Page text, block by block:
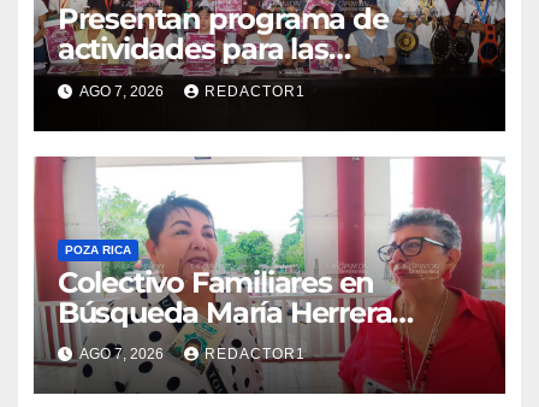
Presentan programa de
actividades para las
juventudes
AGO 7, 2026 REDACTOR1
POZA RICA
Colectivo Familiares en
Búsqueda María Herrera
convoca a marcha
AGO 7, 2026 REDACTOR1